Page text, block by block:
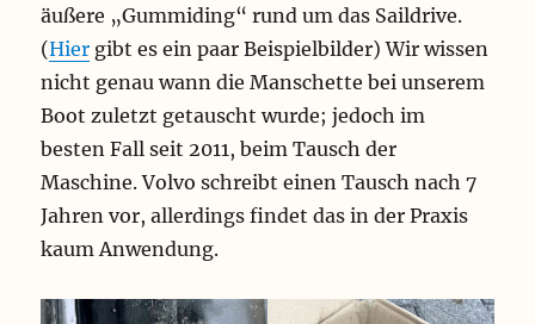
äußere „Gummiding“ rund um das Saildrive.
(Hier gibt es ein paar Beispielbilder) Wir wissen
nicht genau wann die Manschette bei unserem
Boot zuletzt getauscht wurde; jedoch im
besten Fall seit 2011, beim Tausch der
Maschine. Volvo schreibt einen Tausch nach 7
Jahren vor, allerdings findet das in der Praxis
kaum Anwendung.